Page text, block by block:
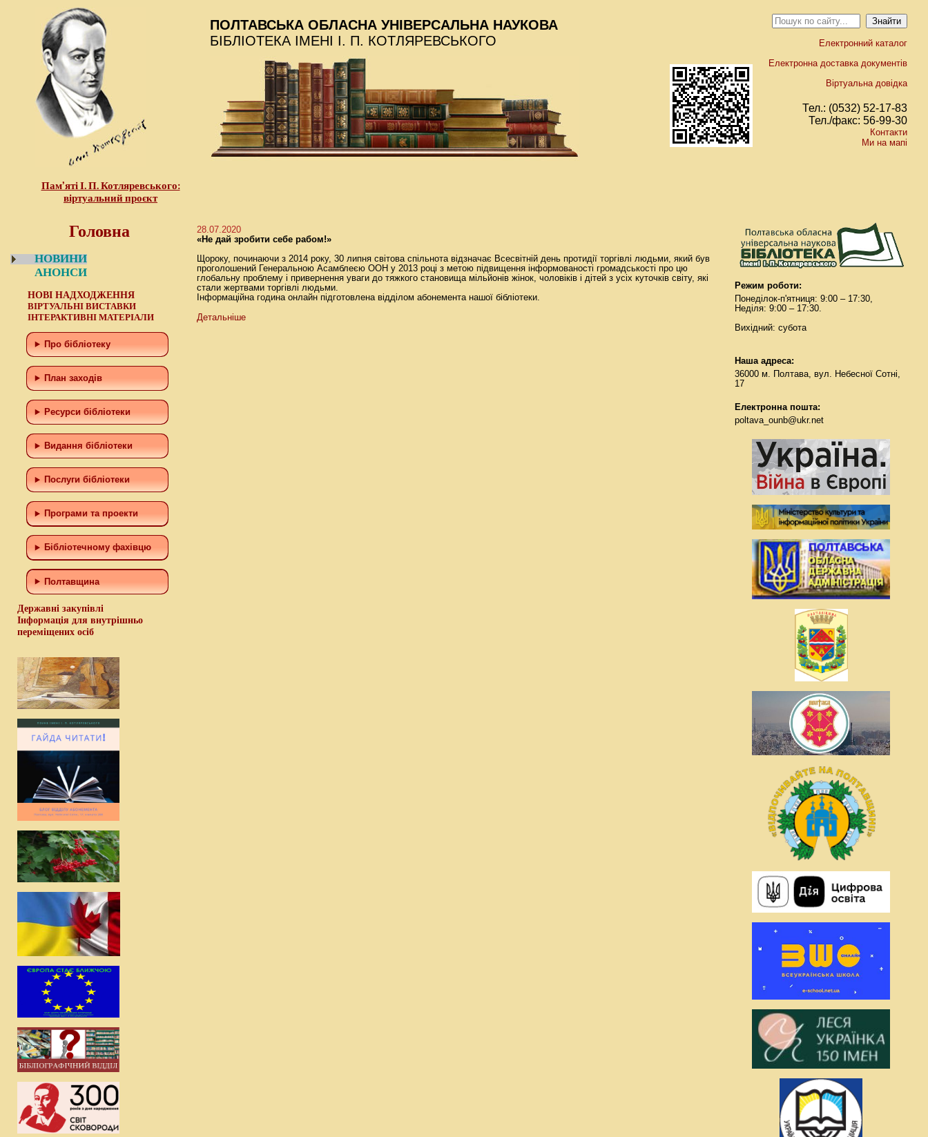
Пам’яті І. П. Котляревського:
віртуальний проєкт
ПОЛТАВСЬКА ОБЛАСНА УНІВЕРСАЛЬНА НАУКОВА
БІБЛІОТЕКА ІМЕНІ І. П. КОТЛЯРЕВСЬКОГО
Електронний каталог
Електронна доставка документів
Віртуальна довідка
Тел.: (0532) 52-17-83
Тел./факс: 56-99-30
Контакти
Ми на мапі
Головна
НОВИНИ
АНОНСИ
НОВІ НАДХОДЖЕННЯ
ВІРТУАЛЬНІ ВИСТАВКИ
ІНТЕРАКТИВНІ МАТЕРІАЛИ
Про бібліотеку
План заходів
Ресурси бібліотеки
Видання бібліотеки
Послуги бібліотеки
Програми та проекти
Бiблiотечному фахiвцю
Полтавщина
Державні закупівлі
Інформація для внутрішньо
переміщених осіб
28.07.2020
«Не дай зробити себе рабом!»
Щороку, починаючи з 2014 року, 30 липня світова спільнота відзначає Всесвітній день протидії торгівлі людьми, який був
проголошений Генеральною Асамблеєю ООН у 2013 році з метою підвищення інформованості громадськості про цю
глобальну проблему і привернення уваги до тяжкого становища мільйонів жінок, чоловіків і дітей з усіх куточків світу, які
стали жертвами торгівлі людьми.
Інформаційна година онлайн підготовлена відділом абонемента нашої бібліотеки.
Детальніше
Режим роботи:
Понеділок-п'ятниця: 9:00 – 17:30,
Неділя: 9:00 – 17:30.
Вихідний: субота
Наша адреса:
36000 м. Полтава, вул. Небесної Сотні,
17
Електронна пошта:
poltava_ounb@ukr.net